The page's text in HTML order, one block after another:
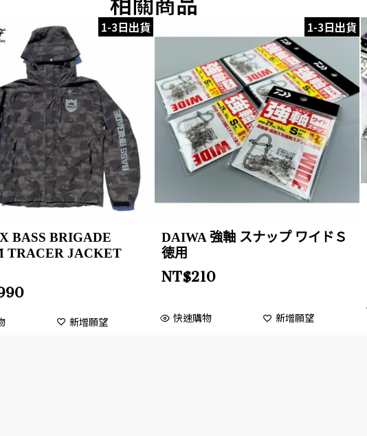
1-3日出貨
BASS BRIGADE
TRACER JACKET
新增願望
1-3日出貨
DAIWA 強軸 スナップ ワイドＳ
徳用
NT$210
快速購物 新增願望